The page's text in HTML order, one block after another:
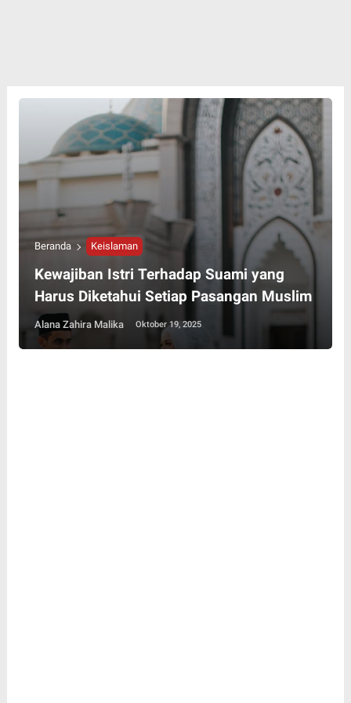
Beranda Keislaman
Kewajiban Istri Terhadap Suami yang
Harus Diketahui Setiap Pasangan Muslim
Alana Zahira Malika Oktober 19, 2025